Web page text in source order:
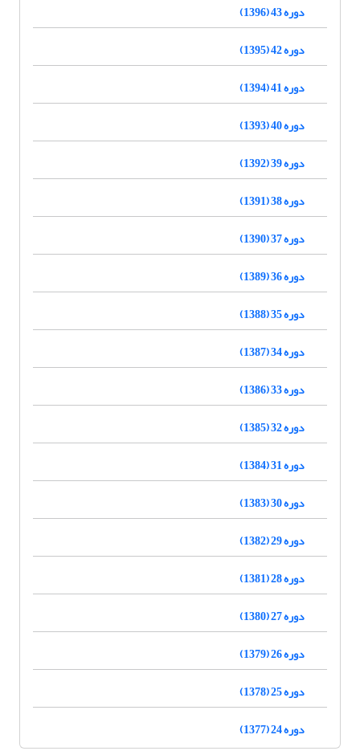
دوره 43 (1396)
دوره 42 (1395)
دوره 41 (1394)
دوره 40 (1393)
دوره 39 (1392)
دوره 38 (1391)
دوره 37 (1390)
دوره 36 (1389)
دوره 35 (1388)
دوره 34 (1387)
دوره 33 (1386)
دوره 32 (1385)
دوره 31 (1384)
دوره 30 (1383)
دوره 29 (1382)
دوره 28 (1381)
دوره 27 (1380)
دوره 26 (1379)
دوره 25 (1378)
دوره 24 (1377)